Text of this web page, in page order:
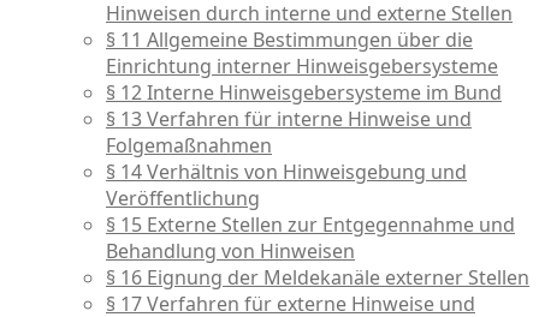
Hinweisen durch interne und externe Stellen
§ 11 Allgemeine Bestimmungen über die
Einrichtung interner Hinweisgebersysteme
§ 12 Interne Hinweisgebersysteme im Bund
§ 13 Verfahren für interne Hinweise und
Folgemaßnahmen
§ 14 Verhältnis von Hinweisgebung und
Veröffentlichung
§ 15 Externe Stellen zur Entgegennahme und
Behandlung von Hinweisen
§ 16 Eignung der Meldekanäle externer Stellen
§ 17 Verfahren für externe Hinweise und